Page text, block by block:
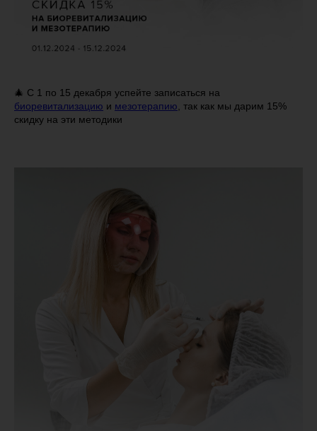
🎄 С 1 по 15 декабря успейте записаться на
биоревитализацию и мезотерапию , так как мы дарим 15%
скидку на эти методики